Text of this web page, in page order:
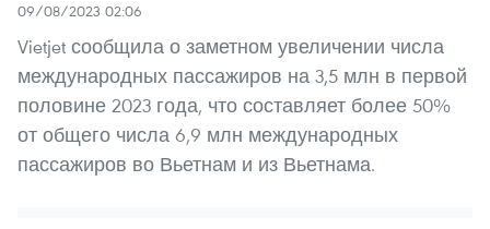
09/08/2023 02:06
Vietjet сообщила о заметном увеличении числа
международных пассажиров на 3,5 млн в первой
половине 2023 года, что составляет более 50%
от общего числа 6,9 млн международных
пассажиров во Вьетнам и из Вьетнама.